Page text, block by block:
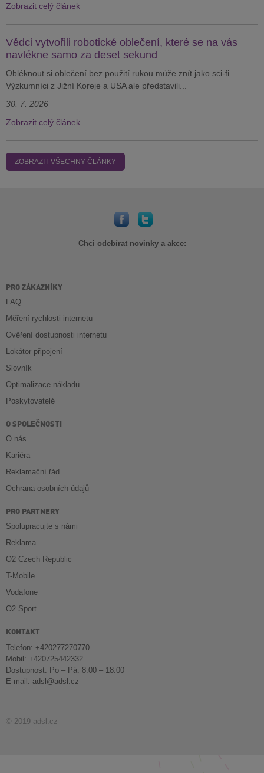
Zobrazit celý článek
Vědci vytvořili robotické oblečení, které se na vás
navlékne samo za deset sekund
Obléknout si oblečení bez použití rukou může znít jako sci-fi.
Výzkumníci z Jižní Koreje a USA ale představili...
30. 7. 2026
Zobrazit celý článek
ZOBRAZIT VŠECHNY ČLÁNKY
Chci odebírat novinky a akce:
PRO ZÁKAZNÍKY
FAQ
Měření rychlosti internetu
Ověření dostupnosti internetu
Lokátor připojení
Slovník
Optimalizace nákladů
Poskytovatelé
O SPOLEČNOSTI
O nás
Kariéra
Reklamační řád
Ochrana osobních údajů
PRO PARTNERY
Spolupracujte s námi
Reklama
O2 Czech Republic
T-Mobile
Vodafone
O2 Sport
KONTAKT
Telefon: +420277270770
Mobil: +420725442332
Dostupnost: Po – Pá: 8:00 – 18:00
E-mail: adsl@adsl.cz
© 2019 adsl.cz